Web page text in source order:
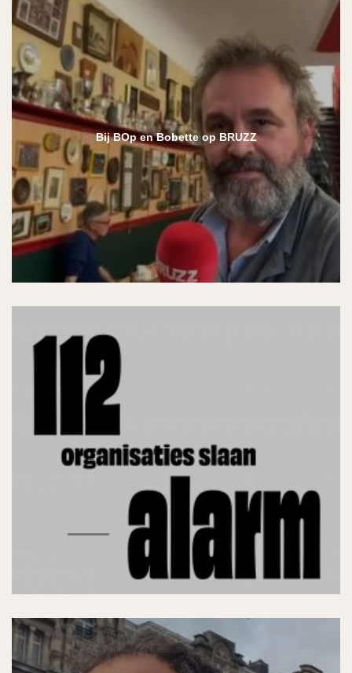
Bij BOp en Bobette op BRUZZ